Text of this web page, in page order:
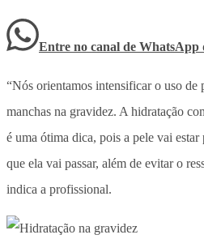
Entre no canal de WhatsApp
“Nós orientamos intensificar o uso de
manchas na gravidez. A hidratação
é uma ótima dica, pois a pele vai estar
que ela vai passar, além de evitar o
indica a profissional.